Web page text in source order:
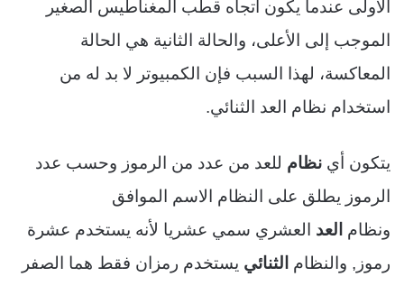
الأولى عندما يكون اتجاه قطب المغناطيس الصغير
الموجب إلى الأعلى، والحالة الثانية هي الحالة
المعاكسة، لهذا السبب فإن الكمبيوتر لا بد له من
استخدام نظام العد الثنائي.
يتكون أي نظام للعد من عدد من الرموز وحسب عدد
الرموز يطلق على النظام الاسم الموافق
ونظام العد العشري سمي عشريا لأنه يستخدم عشرة
رموز, والنظام الثنائي يستخدم رمزان فقط هما الصفر